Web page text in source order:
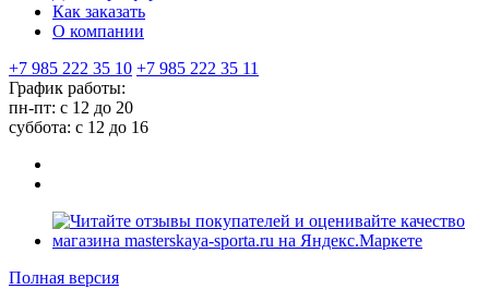
Как заказать
О компании
+7 985 222 35 10 +7 985 222 35 11
График работы:
пн-пт: с 12 до 20
суббота: c 12 до 16
Полная версия